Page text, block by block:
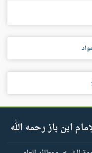
ابن باز رحمه الله